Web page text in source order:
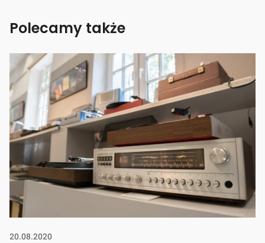
Polecamy także
20.08.2020